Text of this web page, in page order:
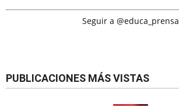
Seguir a @educa_prensa
PUBLICACIONES MÁS VISTAS